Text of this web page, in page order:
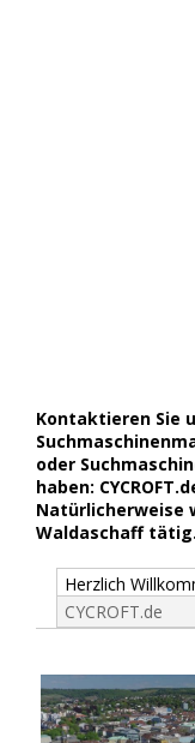
Kontaktieren Sie
oder
haben:
Natürlicherweise
Waldaschaff tätig.
Herzlich
CYCROFT.de